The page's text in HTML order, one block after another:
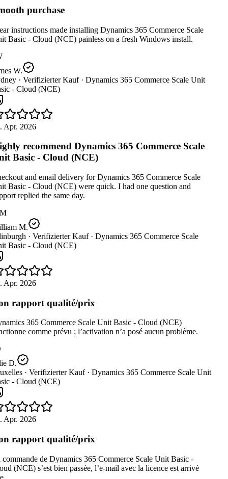
purchase
instructions made installing Dynamics 365 Commerce Scale
Basic - Cloud (NCE) painless on a fresh Windows install.
W.
· Verifizierter Kauf · Dynamics 365 Commerce Scale Unit
- Cloud (NCE)
Apr. 2026
recommend Dynamics 365 Commerce Scale
Basic - Cloud (NCE)
and email delivery for Dynamics 365 Commerce Scale
Basic - Cloud (NCE) were quick. I had one question and
replied the same day.
M.
· Verifizierter Kauf · Dynamics 365 Commerce Scale
Basic - Cloud (NCE)
Apr. 2026
rapport qualité/prix
365 Commerce Scale Unit Basic - Cloud (NCE)
comme prévu ; l’activation n’a posé aucun problème.
D.
· Verifizierter Kauf · Dynamics 365 Commerce Scale Unit
- Cloud (NCE)
Apr. 2026
rapport qualité/prix
de Dynamics 365 Commerce Scale Unit Basic -
(NCE) s’est bien passée, l’e-mail avec la licence est arrivé